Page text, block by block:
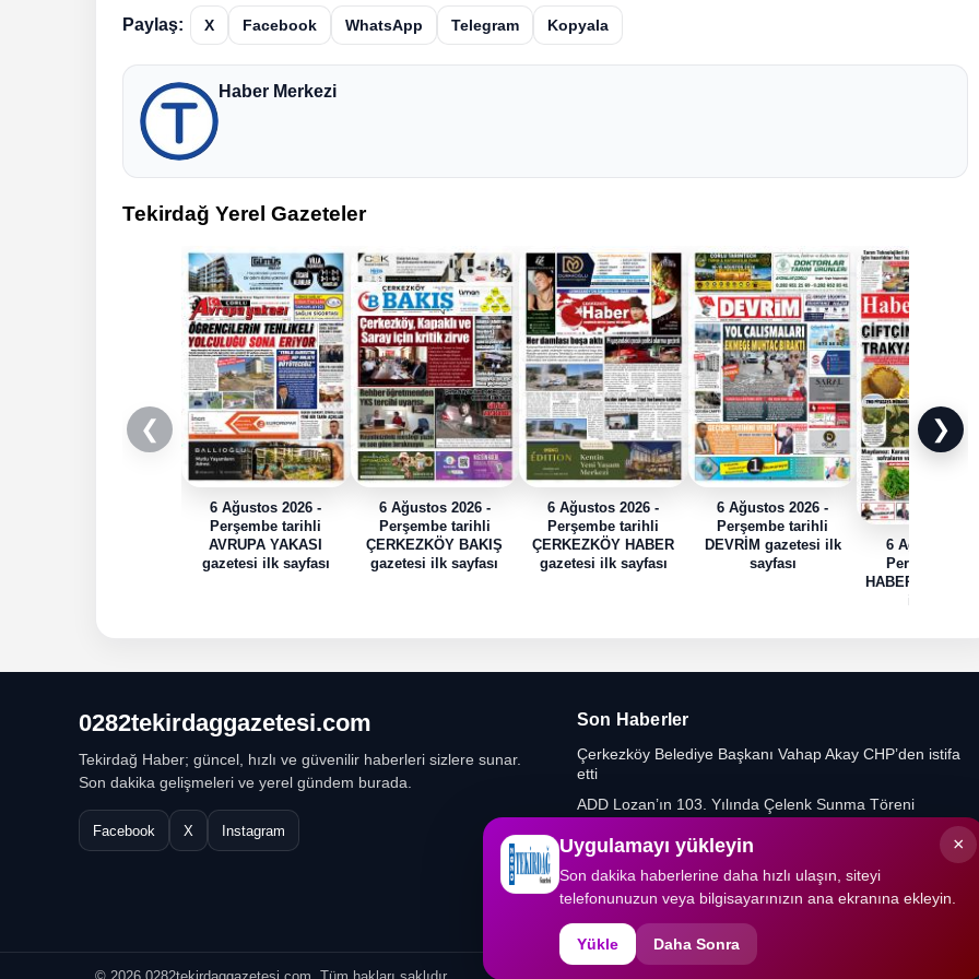
Paylaş: X Facebook WhatsApp Telegram Kopyala
Haber Merkezi
Tekirdağ Yerel Gazeteler
❮
6 Ağustos 2026 -
Perşembe tarihli
AVRUPA YAKASI
gazetesi ilk sayfası
6 Ağustos 2026 -
Perşembe tarihli
ÇERKEZKÖY BAKIŞ
gazetesi ilk sayfası
6 Ağustos 2026 -
Perşembe tarihli
ÇERKEZKÖY HABER
gazetesi ilk sayfası
6 Ağustos 2026 -
Perşembe tarihli
DEVRİM gazetesi ilk
sayfası
6 Ağustos
Perşembe
HABER TRAK
❯
0282tekirdaggazetesi.com
Tekirdağ Haber; güncel, hızlı ve güvenilir haberleri sizlere sunar.
Son dakika gelişmeleri ve yerel gündem burada.
Facebook X Instagram
Son Haberler
Çerkezköy Belediye Başkanı Vahap Akay CHP’den istifa
etti
ADD Lozan’ın 103. Yılında Çelenk Sunma Töreni
Yeniden Refah Partisi’nde Muratlı ve Kapaklı İlçe
Başkanlıklarına Yeni Atamalar
Gıda Mühendislerinden Kritik Uyarı
×
Uygulamayı yükleyin
Son dakika haberlerine daha hızlı ulaşın, siteyi
telefonunuzun veya bilgisayarınızın ana ekranına ekleyin.
Yükle Daha Sonra